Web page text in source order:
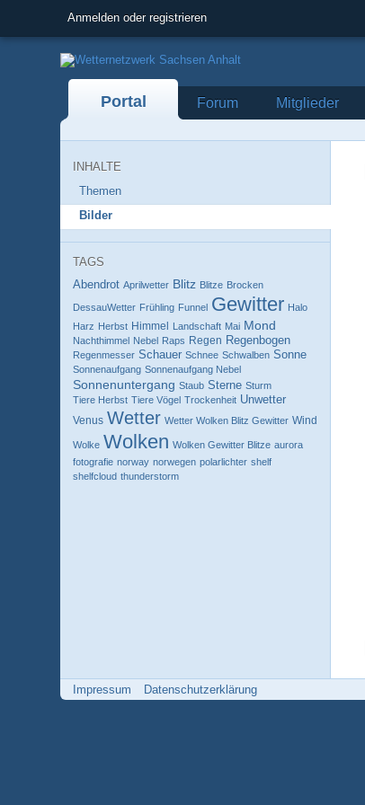
Anmelden oder registrieren
Portal Forum Mitglieder
INHALTE
Themen
Bilder
TAGS
Abendrot Aprilwetter Blitz Blitze Brocken
DessauWetter Frühling Funnel Gewitter Halo
Harz Herbst Himmel Landschaft Mai Mond
Nachthimmel Nebel Raps Regen Regenbogen
Regenmesser Schauer Schnee Schwalben Sonne
Sonnenaufgang Sonnenaufgang Nebel
Sonnenuntergang Staub Sterne Sturm
Tiere Herbst Tiere Vögel Trockenheit Unwetter
Venus Wetter Wetter Wolken Blitz Gewitter Wind
Wolke Wolken Wolken Gewitter Blitze aurora
fotografie norway norwegen polarlichter shelf
shelfcloud thunderstorm
Impressum Datenschutzerklärung